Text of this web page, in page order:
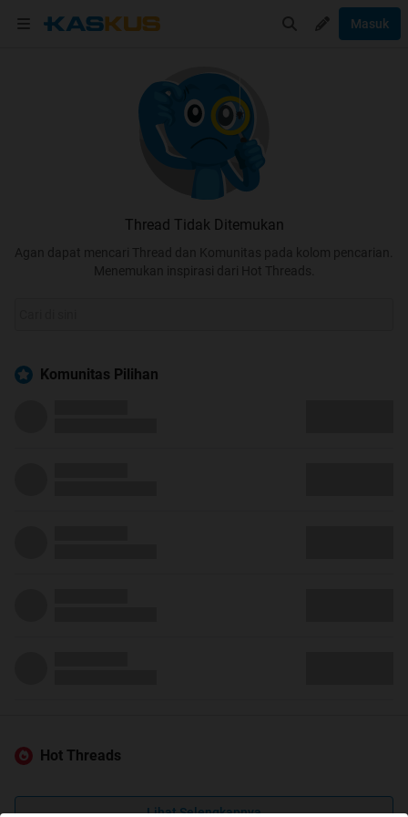
Masuk
Thread Tidak Ditemukan
Agan dapat mencari Thread dan Komunitas pada kolom pencarian.
Menemukan inspirasi dari Hot Threads.
Komunitas Pilihan
Hot Threads
Lihat Selengkapnya